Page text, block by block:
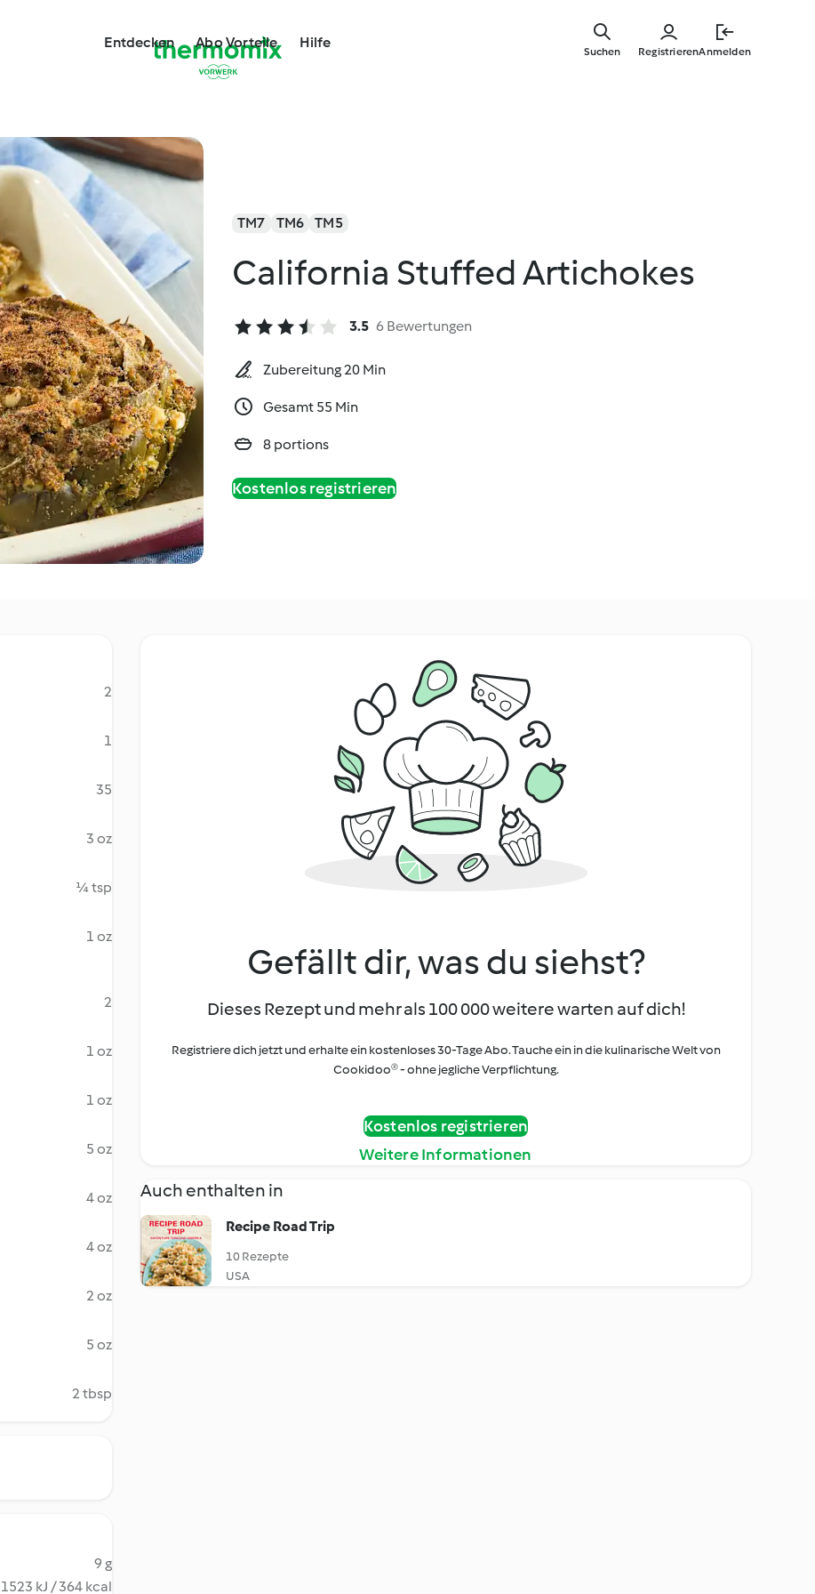
Entdecken Abo Vorteile Hilfe
RegistrierenAnmelden
Suchen
TM7 TM6 TM5
California Stuffed Artichokes
3.5 6 Bewertungen
Zubereitung 20 Min
Gesamt 55 Min
8 portions
Kostenlos registrieren
2
1
35
3 oz
¼ tsp
1 oz
2
1 oz
1 oz
5 oz
4 oz
4 oz
2 oz
5 oz
2 tbsp
9 g
1523 kJ / 364 kcal
Gefällt dir, was du siehst?
Dieses Rezept und mehr als 100 000 weitere warten auf dich!
Registriere dich jetzt und erhalte ein kostenloses 30-Tage Abo. Tauche ein in die kulinarische Welt von
Cookidoo® - ohne jegliche Verpflichtung.
Kostenlos registrieren
Weitere Informationen
Auch enthalten in
Recipe Road Trip
10 Rezepte
USA